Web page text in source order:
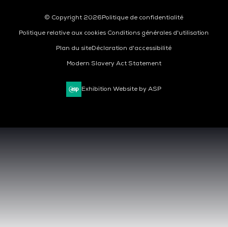
© Copyright 2026Politique de confidentialité
Politique relative aux cookies Conditions générales d'utilisation
Plan du siteDéclaration d'accessibilité
Modern Slavery Act Statement
Exhibition Website by ASP